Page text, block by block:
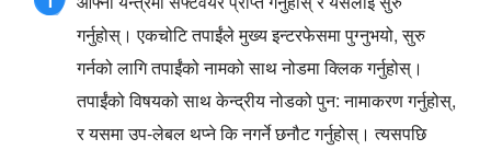
गर्नुहोस्। एकचोटि तपाईंले मुख्य इन्टरफेसमा पुग्नुभयो, सुरु
गर्नको लागि तपाईंको नामको साथ नोडमा क्लिक गर्नुहोस्।
तपाईंको विषयको साथ केन्द्रीय नोडको पुन: नामाकरण गर्नुहोस्,
र यसमा उप-लेबल थप्ने कि नगर्ने छनौट गर्नुहोस्। त्यसपछि